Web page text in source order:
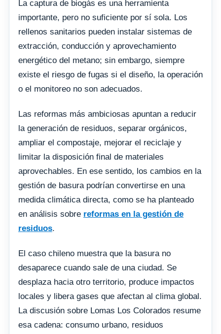
La captura de biogás es una herramienta
importante, pero no suficiente por sí sola. Los
rellenos sanitarios pueden instalar sistemas de
extracción, conducción y aprovechamiento
energético del metano; sin embargo, siempre
existe el riesgo de fugas si el diseño, la operación
o el monitoreo no son adecuados.
Las reformas más ambiciosas apuntan a reducir
la generación de residuos, separar orgánicos,
ampliar el compostaje, mejorar el reciclaje y
limitar la disposición final de materiales
aprovechables. En ese sentido, los cambios en la
gestión de basura podrían convertirse en una
medida climática directa, como se ha planteado
en análisis sobre reformas en la gestión de
residuos.
El caso chileno muestra que la basura no
desaparece cuando sale de una ciudad. Se
desplaza hacia otro territorio, produce impactos
locales y libera gases que afectan al clima global.
La discusión sobre Lomas Los Colorados resume
esa cadena: consumo urbano, residuos